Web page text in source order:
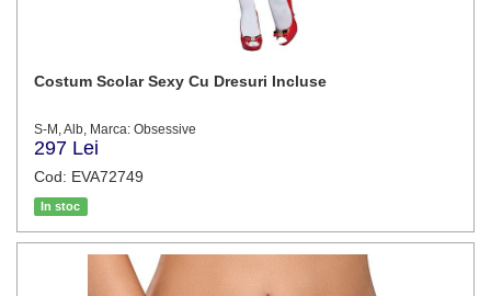
Costum Scolar Sexy Cu Dresuri Incluse
S-M, Alb, Marca: Obsessive
297 Lei
Cod: EVA72749
In stoc